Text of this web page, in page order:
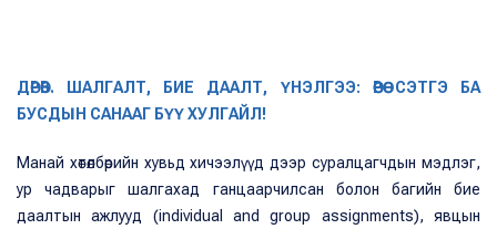
ДӨРӨВ. ШАЛГАЛТ, БИЕ ДААЛТ, ҮНЭЛГЭЭ: ӨӨРӨӨ СЭТГЭ БА
БУСДЫН САНААГ БҮҮ ХУЛГАЙЛ!
Манай хөтөлбөрийн хувьд хичээлүүд дээр суралцагчдын мэдлэг,
ур чадварыг шалгахад ганцаарчилсан болон багийн бие
даалтын ажлууд (individual and group assignments), явцын